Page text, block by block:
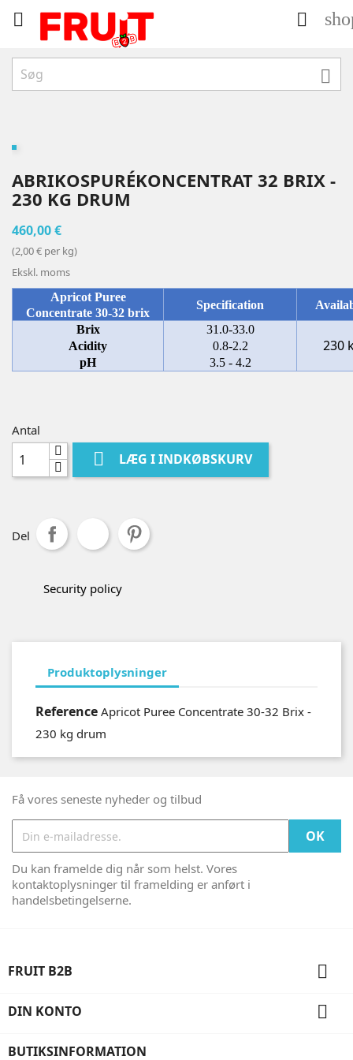
 

ABRIKOSPURÉKONCENTRAT 32 BRIX -
230 KG DRUM
460,00 €
(2,00 € per kg)
Ekskl. moms
Apricot Puree
Concentrate 30-32 brix
Specification
Brix
31.0-33.0
Acidity
0.8-2.2 230
pH 3.5 - 4.2
Antal
 LÆG I INDKØBSKURV
Del
Security policy
Produktoplysninger
Reference Apricot Puree Concentrate 30-32 Brix -
230 kg drum
Få vores seneste nyheder og tilbud
Du kan framelde dig når som helst. Vores
kontaktoplysninger til framelding er anført i
handelsbetingelserne.
FRUIT B2B 
DIN KONTO 
BUTIKSINFORMATION